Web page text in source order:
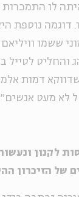
לו
דוגמה נוספת
והחליט
דמות
לא מעט
לקנון
של הזיכרון